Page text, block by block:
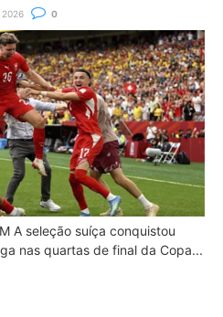
2026 0
A seleção suíça conquistou
nas quartas de final da Copa...